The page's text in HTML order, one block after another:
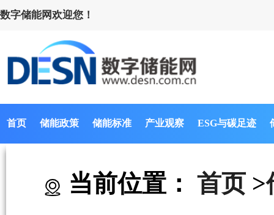
数字储能网欢迎您！
首页 储能政策 储能标准 产业观察 ESG与碳足迹
当前位置： 首页 >